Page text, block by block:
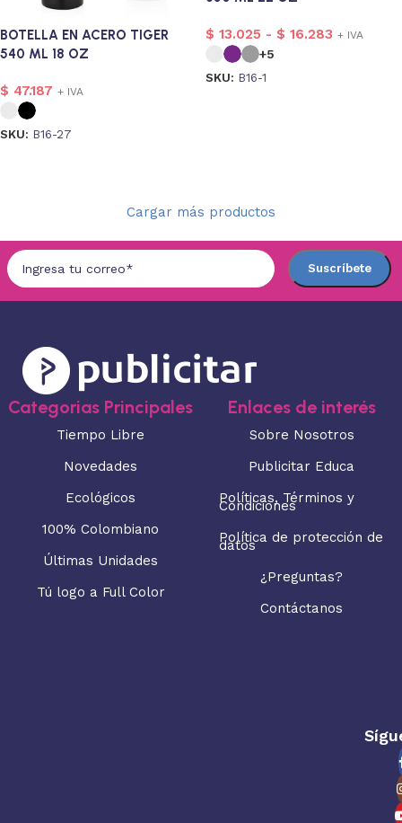
BOTELLA EN ACERO TIGER
540 ML 18 OZ
$ 47.187 + IVA
SKU: B16-27
$ 13.025 - $ 16.283 + IVA
+5
SKU: B16-1
Cargar más productos
Categorias Principales
Tiempo Libre
Novedades
Ecológicos
100% Colombiano
Últimas Unidades
Tú logo a Full Color
Enlaces de interés
Sobre Nosotros
Publicitar Educa
Políticas, Términos y
Condiciones
Política de protección de
datos
¿Preguntas?
Contáctanos